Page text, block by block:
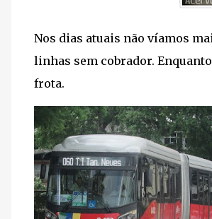
Nos dias atuais não víamos
linhas sem cobrador.
frota.